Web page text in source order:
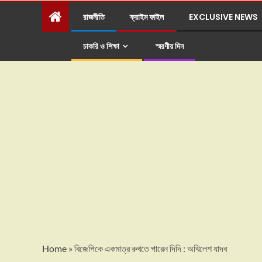
রাজনীতি ক্রাইম ফাইল EXCLUSIVE NEWS
চাকরি ও শিক্ষা স্মরণীয় দিন
Home » বিজেপিকে একমাত্র রুখতে পারেন দিদি : অখিলেশ যাদব